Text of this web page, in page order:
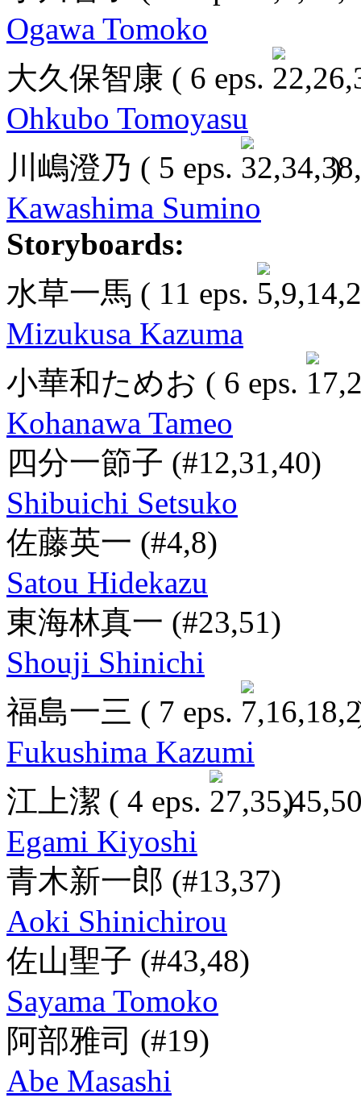
Ogawa Tomoko
大久保智康 ( 6 eps.
Ohkubo Tomoyasu
川嶋澄乃 ( 5 eps.
)
Kawashima Sumino
Storyboards:
水草一馬 ( 11 eps.
Mizukusa Kazuma
小華和ためお ( 6 eps.
Kohanawa Tameo
四分一節子 (#12,31,40)
Shibuichi Setsuko
佐藤英一 (#4,8)
Satou Hidekazu
東海林真一 (#23,51)
Shouji Shinichi
福島一三 ( 7 eps.
Fukushima Kazumi
江上潔 ( 4 eps.
)
Egami Kiyoshi
青木新一郎 (#13,37)
Aoki Shinichirou
佐山聖子 (#43,48)
Sayama Tomoko
阿部雅司 (#19)
Abe Masashi